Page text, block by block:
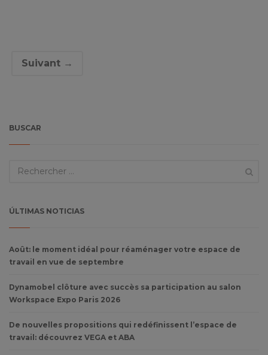
Suivant →
BUSCAR
ÚLTIMAS NOTICIAS
Août: le moment idéal pour réaménager votre espace de
travail en vue de septembre
Dynamobel clôture avec succès sa participation au salon
Workspace Expo Paris 2026
De nouvelles propositions qui redéfinissent l’espace de
travail: découvrez VEGA et ABA